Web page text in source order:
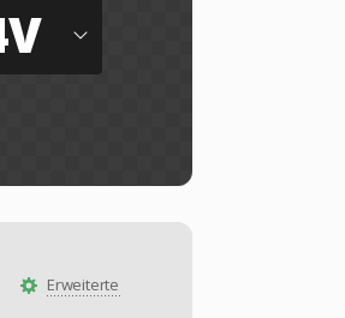
Erweiterte